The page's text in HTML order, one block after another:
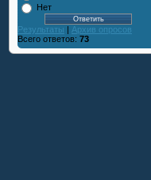
Нет
Результаты | Архив опросов
Всего ответов: 73